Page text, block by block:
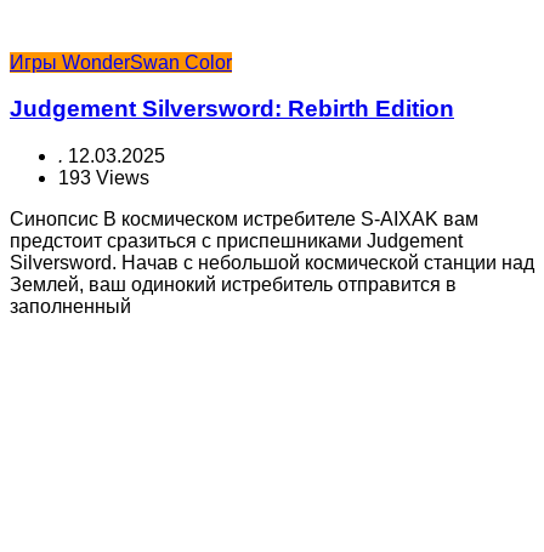
Игры WonderSwan Color
Judgement Silversword: Rebirth Edition
. 12.03.2025
193 Views
Синопсис В космическом истребителе S-AIXAK вам
предстоит сразиться с приспешниками Judgement
Silversword. Начав с небольшой космической станции над
Землей, ваш одинокий истребитель отправится в
заполненный